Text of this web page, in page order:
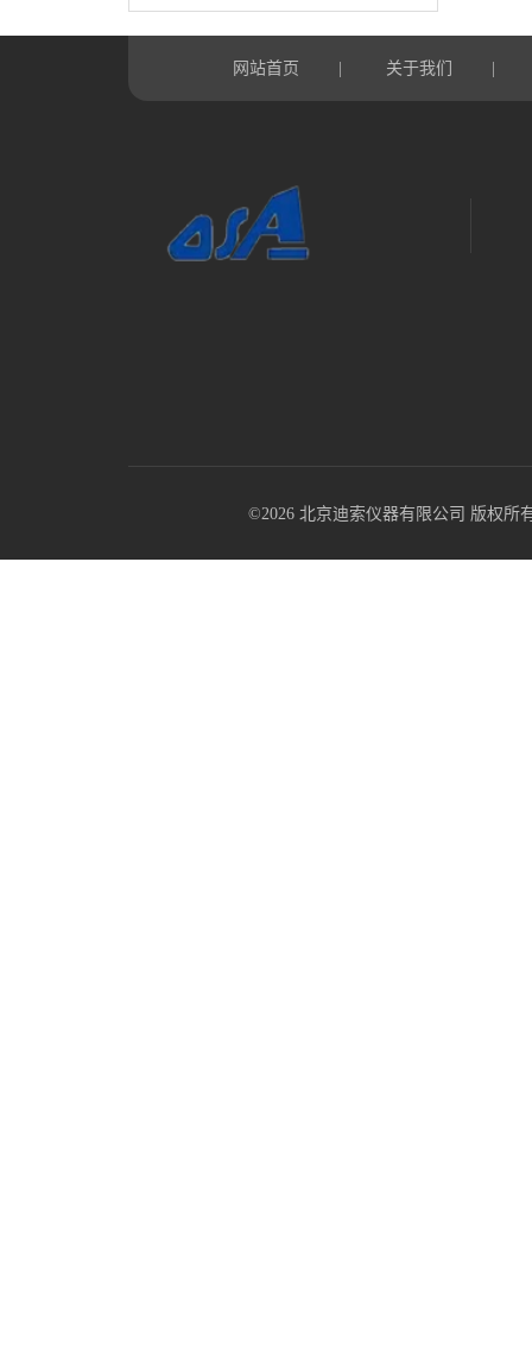
网站首页 关于我们
©2026 北京迪索仪器有限公司 版权所